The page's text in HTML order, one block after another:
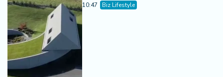
10:47 Biz Lifestyle